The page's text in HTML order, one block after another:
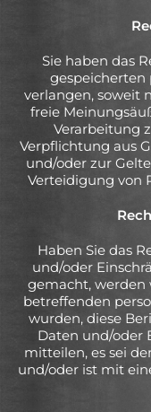
Sie haben das
gespeicherten
verlangen, soweit
freie
Verarbeitung
Verpflichtung aus
und/oder zur
Verteidigung von
Haben Sie das
und/oder
gemacht, werden
betreffenden
wurden, diese
Daten und/oder
mitteilen, es sei
und/oder ist mit